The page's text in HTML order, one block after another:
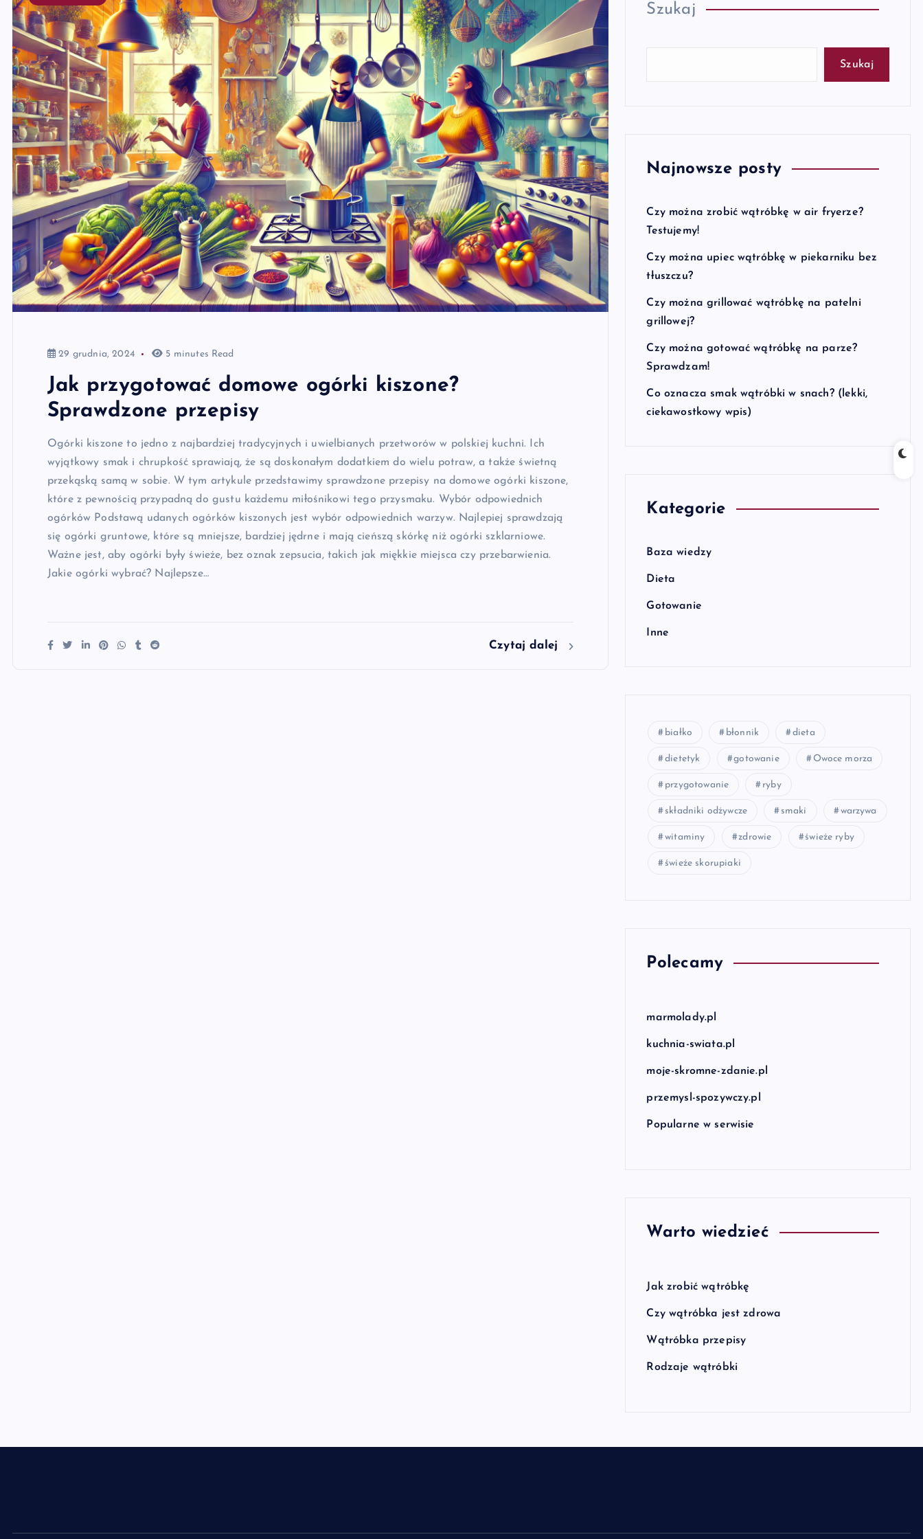
29 grudnia, 2024 5 minutes Read
Jak przygotować domowe ogórki kiszone?
Sprawdzone przepisy
Ogórki kiszone to jedno z najbardziej tradycyjnych i uwielbianych przetworów w polskiej kuchni. Ich
wyjątkowy smak i chrupkość sprawiają, że są doskonałym dodatkiem do wielu potraw, a także świetną
przekąską samą w sobie. W tym artykule przedstawimy sprawdzone przepisy na domowe ogórki kiszone,
które z pewnością przypadną do gustu każdemu miłośnikowi tego przysmaku. Wybór odpowiednich
ogórków Podstawą udanych ogórków kiszonych jest wybór odpowiednich warzyw. Najlepiej sprawdzają
się ogórki gruntowe, które są mniejsze, bardziej jędrne i mają cieńszą skórkę niż ogórki szklarniowe.
Ważne jest, aby ogórki były świeże, bez oznak zepsucia, takich jak miękkie miejsca czy przebarwienia.
Jakie ogórki wybrać? Najlepsze…
Czytaj dalej
Szukaj
Szukaj
Najnowsze posty
Czy można zrobić wątróbkę w air fryerze?
Testujemy!
Czy można upiec wątróbkę w piekarniku bez
tłuszczu?
Czy można grillować wątróbkę na patelni
grillowej?
Czy można gotować wątróbkę na parze?
Sprawdzam!
Co oznacza smak wątróbki w snach? (lekki,
ciekawostkowy wpis)
Kategorie
Baza wiedzy
Dieta
Gotowanie
Inne
białko błonnik dieta
dietetyk gotowanie Owoce morza
przygotowanie ryby
składniki odżywcze smaki warzywa
witaminy zdrowie świeże ryby
świeże skorupiaki
Polecamy
marmolady.pl
kuchnia-swiata.pl
moje-skromne-zdanie.pl
przemysl-spozywczy.pl
Popularne w serwisie
Warto wiedzieć
Jak zrobić wątróbkę
Czy wątróbka jest zdrowa
Wątróbka przepisy
Rodzaje wątróbki